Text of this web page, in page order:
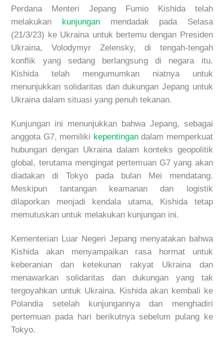
Perdana Menteri Jepang Fumio Kishida telah
melakukan
kunjunganmendadak pada Selasa
(21/3/23) ke Ukraina untuk bertemu dengan Presiden
Ukraina, Volodymyr Zelensky, di tengah-tengah
konflik yang sedang berlangsung di negara itu.
Kishida telah mengumumkan niatnya untuk
menunjukkan solidaritas dan dukungan Jepang untuk
Ukraina dalam situasi yang penuh tekanan.
Kunjungan ini menunjukkan bahwa Jepang, sebagai
anggota G7, memiliki kepentingandalam memperkuat
hubungan dengan Ukraina dalam konteks geopolitik
global, terutama mengingat pertemuan G7 yang akan
diadakan di Tokyo pada bulan Mei mendatang.
Meskipun tantangan keamanan dan logistik
dilaporkan menjadi kendala utama, Kishida tetap
memutuskan untuk melakukan kunjungan ini.
Kementerian Luar Negeri Jepang menyatakan bahwa
Kishida akan menyampaikan rasa hormat untuk
keberanian dan ketekunan rakyat Ukraina dan
menawarkan solidaritas dan dukungan yang tak
tergoyahkan untuk Ukraina. Kishida akan kembali ke
Polandia setelah kunjungannya dan menghadiri
pertemuan pada hari berikutnya sebelum pulang ke
Tokyo.